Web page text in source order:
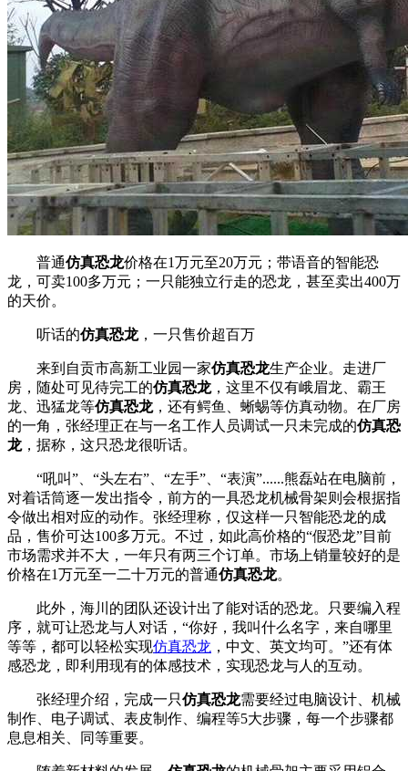
普通仿真恐龙价格在1万元至20万元；带语音的智能恐
龙，可卖100多万元；一只能独立行走的恐龙，甚至卖出400万
的天价。
听话的仿真恐龙，一只售价超百万
来到自贡市高新工业园一家仿真恐龙生产企业。走进厂
房，随处可见待完工的仿真恐龙，这里不仅有峨眉龙、霸王
龙、迅猛龙等仿真恐龙，还有鳄鱼、蜥蜴等仿真动物。在厂房
的一角，张经理正在与一名工作人员调试一只未完成的仿真恐
龙，据称，这只恐龙很听话。
“吼叫”、“头左右”、“左手”、“表演”......熊磊站在电脑前，
对着话筒逐一发出指令，前方的一具恐龙机械骨架则会根据指
令做出相对应的动作。张经理称，仅这样一只智能恐龙的成
品，售价可达100多万元。不过，如此高价格的“假恐龙”目前
市场需求并不大，一年只有两三个订单。市场上销量较好的是
价格在1万元至一二十万元的普通仿真恐龙。
此外，海川的团队还设计出了能对话的恐龙。只要编入程
序，就可让恐龙与人对话，“你好，我叫什么名字，来自哪里
等等，都可以轻松实现仿真恐龙 ，中文、英文均可。”还有体
感恐龙，即利用现有的体感技术，实现恐龙与人的互动。
张经理介绍，完成一只仿真恐龙需要经过电脑设计、机械
制作、电子调试、表皮制作、编程等5大步骤，每一个步骤都
息息相关、同等重要。